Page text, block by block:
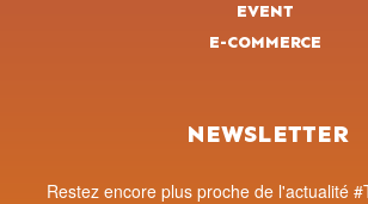
EVENT
E-COMMERCE
NEWSLETTER
Restez encore plus proche de l'actualité